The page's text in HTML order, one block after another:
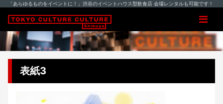
「あらゆるものをイベントに！」渋谷のイベントハウス型飲食店 会場レンタルも可能です！
表紙3